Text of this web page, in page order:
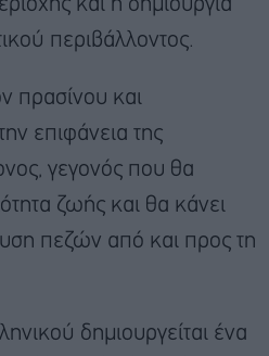
και η δημιουργία
περιβάλλοντος.
πρασίνου και
επιφάνεια της
γεγονός που θα
ζωής και θα κάνει
πεζών από και προς τη
δημιουργείται ένα